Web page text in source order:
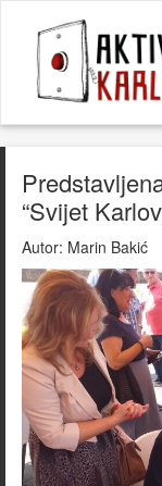
“Svijet
Autor: Marin Bakić